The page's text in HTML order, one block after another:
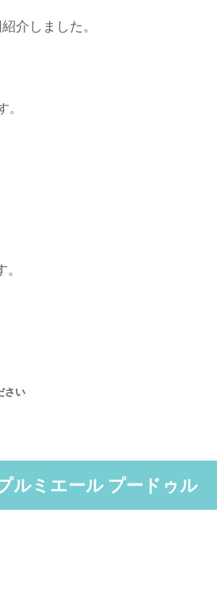
介しました。
。
さい
ルミエール プードゥル